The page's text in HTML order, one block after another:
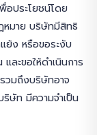
อประโยชน์โดย
หมาย บริษัทมีสิทธิ
ย้ง หรือขอระงับ
ละขอให้ดำเนินการ
วมถึงบริษัทอาจ
ริษัท มีความจำเป็น